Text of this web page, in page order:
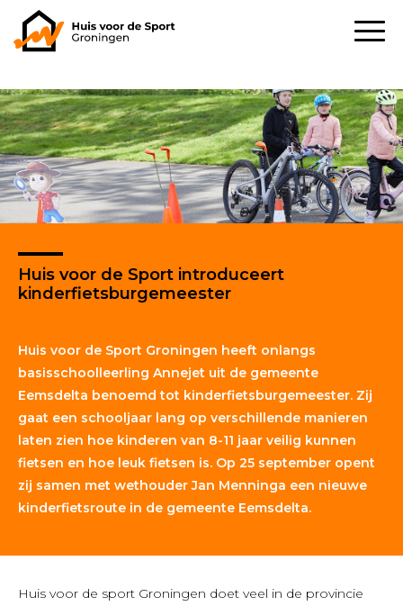
Huis voor de Sport introduceert
kinderfietsburgemeester
Huis voor de Sport Groningen heeft onlangs
basisschoolleerling Annejet uit de gemeente
Eemsdelta benoemd tot kinderfietsburgemeester. Zij
gaat een schooljaar lang op verschillende manieren
laten zien hoe kinderen van 8-11 jaar veilig kunnen
fietsen en hoe leuk fietsen is. Op 25 september opent
zij samen met wethouder Jan Menninga een nieuwe
kinderfietsroute in de gemeente Eemsdelta.
Huis voor de sport Groningen doet veel in de provincie